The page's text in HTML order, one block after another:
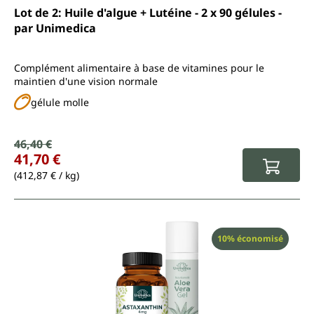
Note moyenne de 5 sur 5 étoiles
Lot de 2: Huile d'algue + Lutéine - 2 x 90 gélules -
par Unimedica
Complément alimentaire à base de vitamines pour le
maintien d'une vision normale
gélule molle
Prix de vente :
Prix régulier :
46,40 €
41,70 €
(412,87 € / kg)
Réduction
10% économisé